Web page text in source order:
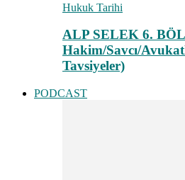
Hukuk Tarihi
ALP SELEK 6.
Hakim/Savcı/
Tavsiyeler)
PODCAST